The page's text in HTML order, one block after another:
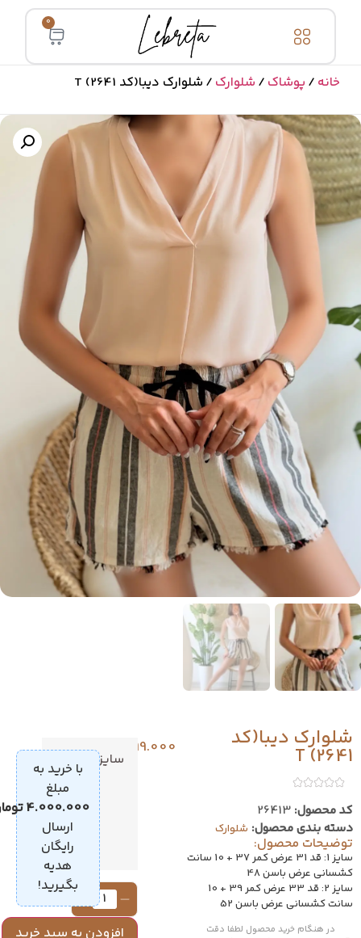
خانه/ پوشاک/ شلوارک/ شلوارک دیبا(کد 2641) T
دیبا(کد
2641)
محصول:26413
بندی محصول: شلوارک
محصول:
سایز 1: قد 31 عرض کمر 37 + 10 سانت
عرض باسن 48
سایز 2: قد 33 عرض کمر 39 + 10
کشسانی عرض باسن 52
در هنگام خرید محصول لطفا دقت
699.000
سایز
1
افزودن به سبد خرید
با خرید به
مبلغ
4.000.000تومان
ارسال
رایگان
هدیه
بگیرید!